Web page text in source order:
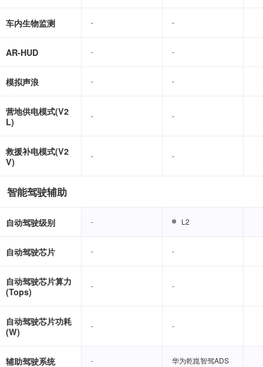
车内生物监测 - -
AR-HUD - -
模拟声浪 - -
营地供电模式(V2
L)
- -
救援补电模式(V2
V)
- -
智能驾驶辅助
自动驾驶级别 - L2
自动驾驶芯片 - -
自动驾驶芯片算力
(Tops)
- -
自动驾驶芯片功耗
(W)
- -
辅助驾驶系统 - 华为乾崑智驾ADS
- -
- -
- -
- -
- -
- L2
- -
- -
- -
- 华为乾崑智驾ADS